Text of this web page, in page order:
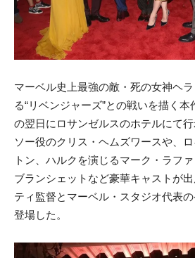
マーベル史上最強の敵・死の女神ヘ
る“リベンジャーズ”との戦いを描く
の翌日にロサンゼルスのホテルにて行
ソー役のクリス・ヘムズワースや、
トン、ハルクを演じるマーク・ラフ
ブランシェットなど豪華キャストが
ティ監督とマーベル・スタジオ代表
登場した。